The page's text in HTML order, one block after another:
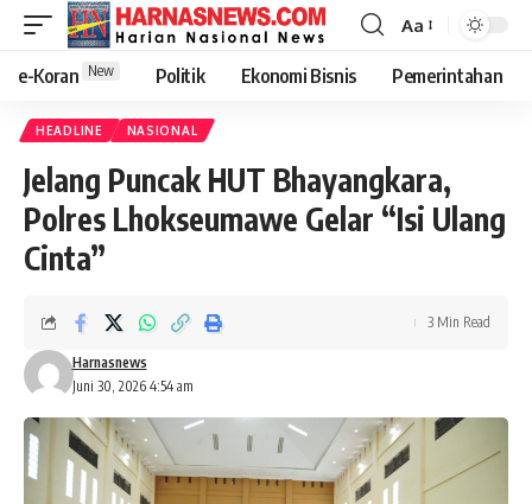
Aa
e-Koran New Politik Ekonomi Bisnis Pemerintahan
HEADLINE NASIONAL
Jelang Puncak HUT Bhayangkara,
Polres Lhokseumawe Gelar “Isi Ulang
Cinta”
Juni 30, 2026 4:54 am
Harnasnews
3 Min Read